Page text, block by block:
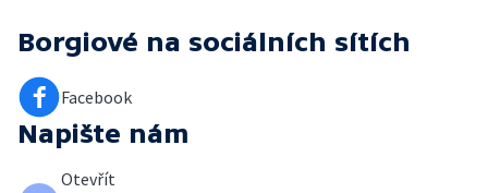
Borgiové na sociálních sítích
Facebook
Napište nám
Otevřít